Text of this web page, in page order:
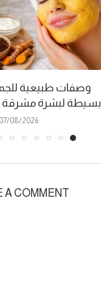
وصفات طبيعية
بسيطة لبشرة مشرقة
07/08/2026
A COMMENT